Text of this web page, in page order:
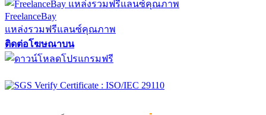
FreelanceBay
แหล่งรวมฟรีแลนซ์คุณภาพ
ติดต่อโฆษณาบน